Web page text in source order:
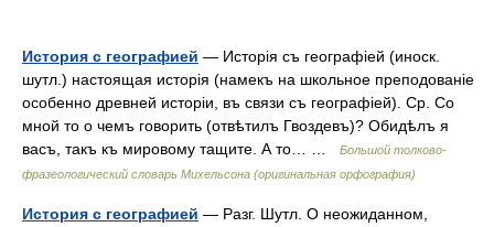
История с географией — Исторія съ географіей (иноск.
шутл.) настоящая исторія (намекъ на школьное преподованіе
особенно древней исторіи, въ связи съ географіей). Ср. Со
мной то о чемъ говорить (отвѣтилъ Гвоздевъ)? Обидѣлъ я
васъ, такъ къ мировому тащите. А то… …
Большой толково-
фразеологический словарь Михельсона (оригинальная орфография)
История с географией — Разг. Шутл. О неожиданном,